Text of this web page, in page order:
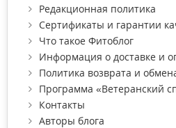
Редакционная политика
Сертификаты и гарантии
Что такое Фитоблог
Информация о доставке и
Политика возврата и
Программа «Ветеранский
Контакты
Авторы блога